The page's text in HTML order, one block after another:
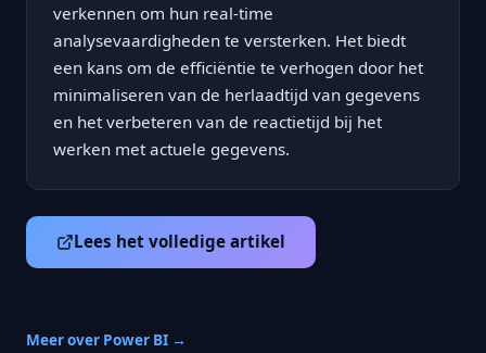
verkennen om hun real-time
analysevaardigheden te versterken. Het biedt
een kans om de efficiëntie te verhogen door het
minimaliseren van de herlaadtijd van gegevens
en het verbeteren van de reactietijd bij het
werken met actuele gegevens.
Lees het volledige artikel
Meer over Power BI →